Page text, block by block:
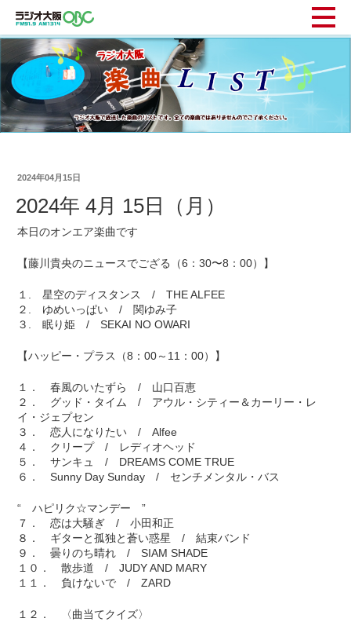
2024年04月15日
2024年 4月 15日（月）
本日のオンエア楽曲です
【藤川貴央のニュースでござる（6：30〜8：00）】
１. 星空のディスタンス / THE ALFEE
２. ゆめいっぱい / 関ゆみ子
３. 眠り姫 / SEKAI NO OWARI
【ハッピー・プラス（8：00～11：00）】
１． 春風のいたずら / 山口百恵
２． グッド・タイム / アウル・シティー＆カーリー・レ
イ・ジェプセン
３． 恋人になりたい / Alfee
４． クリープ / レディオヘッド
５． サンキュ / DREAMS COME TRUE
６． Sunny Day Sunday / センチメンタル・バス
“ ハピリク☆マンデー ”
７． 恋は大騒ぎ / 小田和正
８． ギターと孤独と蒼い惑星 / 結束バンド
９． 曇りのち晴れ / SIAM SHADE
１０． 散歩道 / JUDY AND MARY
１１． 負けないで / ZARD
１２． 〈曲当てクイズ〉